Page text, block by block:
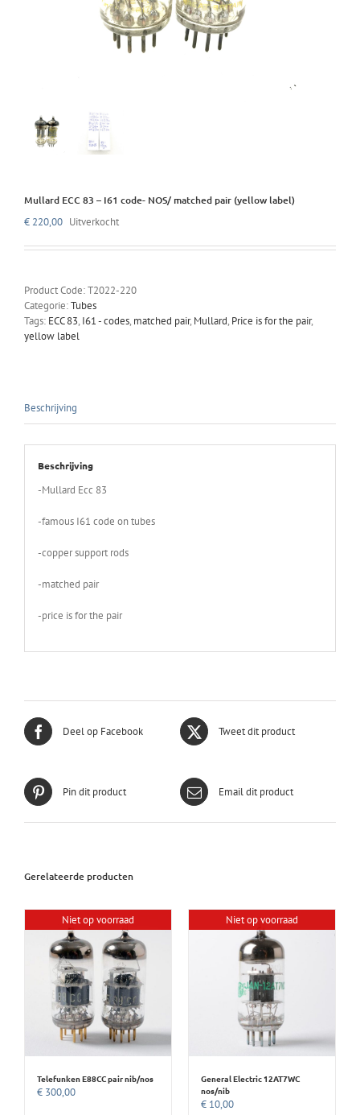
Mullard ECC 83 – I61 code- NOS/ matched pair (yellow label)
€ 220,00 Uitverkocht
Product Code:T2022-220
Categorie:Tubes
Tags: ECC 83, I61 - codes, matched pair, Mullard, Price is for the pair,
yellow label
Beschrijving
Beschrijving
-Mullard Ecc 83
-famous I61 code on tubes
-copper support rods
-matched pair
-price is for the pair
Deel op Facebook Tweet dit product
Pin dit product Email dit product
Gerelateerde producten
Niet op voorraad
Telefunken E88CC pair nib/nos
€ 300,00
Niet op voorraad
General Electric 12AT7WC
nos/nib
€ 10,00